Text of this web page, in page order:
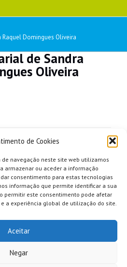
de Cookies
navegação neste site web utilizamos
armazenar ou aceder a informação
consentimento para estas tecnologias
informação que permite identificar a sua
permitir este consentimento pode afetar
a experiência global de utilização do site.
Aceitar
Negar
Domingues Oliveira
de Sandra
Oliveira